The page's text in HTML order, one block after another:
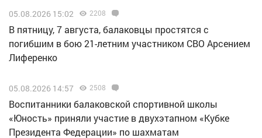
05.08.2026 15:02 2208
В пятницу, 7 августа, балаковцы простятся с
погибшим в бою 21-летним участником СВО Арсением
Лиференко
05.08.2026 14:57 2508
Воспитанники балаковской спортивной школы
«Юность» приняли участие в двухэтапном «Кубке
Президента Федерации» по шахматам